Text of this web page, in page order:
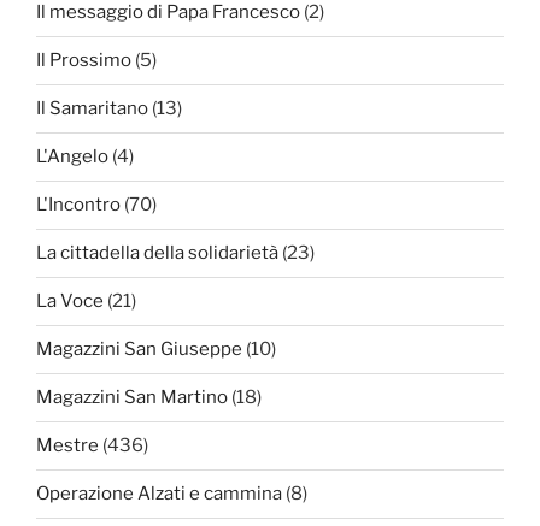
Il messaggio di Papa Francesco (2)
Il Prossimo (5)
Il Samaritano (13)
L'Angelo (4)
L'Incontro (70)
La cittadella della solidarietà (23)
La Voce (21)
Magazzini San Giuseppe (10)
Magazzini San Martino (18)
Mestre (436)
Operazione Alzati e cammina (8)